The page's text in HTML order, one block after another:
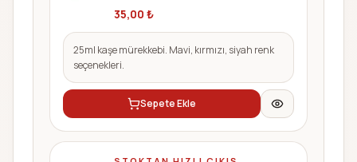
35,00 ₺
25ml kaşe mürekkebi. Mavi, kırmızı, siyah renk
seçenekleri.
Sepete Ekle